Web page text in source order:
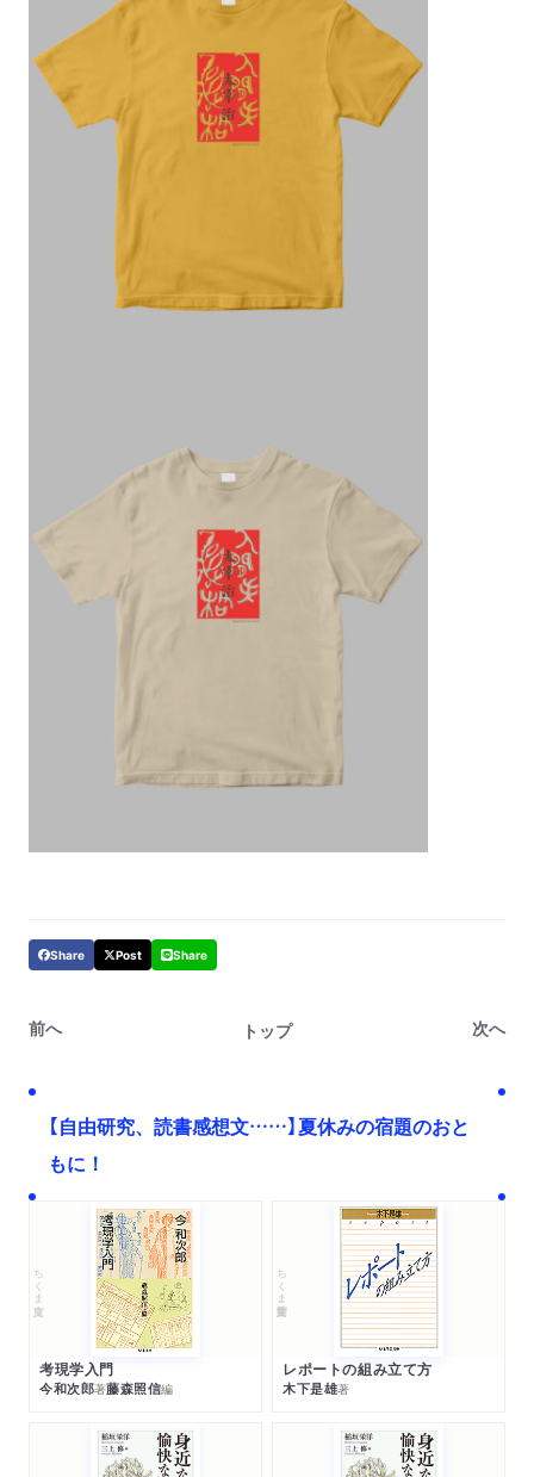
Share Post Share
前へ トップ 次へ
【自由研究、読書感想文……】夏休みの宿題のおと
もに！
ちくま文庫
考現学入門
今和次郎著藤森照信編
ちくま学芸文庫
レポートの組み立て方
木下是雄著